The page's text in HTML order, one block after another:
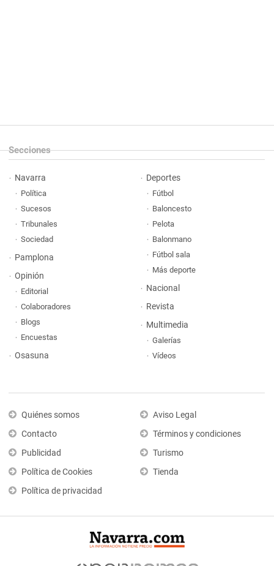
Secciones
Navarra
Política
Sucesos
Tribunales
Sociedad
Pamplona
Opinión
Editorial
Colaboradores
Blogs
Encuestas
Osasuna
Deportes
Fútbol
Baloncesto
Pelota
Balonmano
Fútbol sala
Más deporte
Nacional
Revista
Multimedia
Galerías
Vídeos
Quiénes somos
Contacto
Publicidad
Política de Cookies
Política de privacidad
Aviso Legal
Términos y condiciones
Turismo
Tienda